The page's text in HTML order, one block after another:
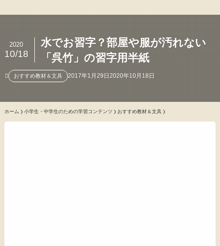
水でお習字？部屋や服が汚れない
「呉竹」の習字用半紙
2020
10/18
おすすめ教材＆文具 2017年1月29日2020年10月18日
ホーム 小学生・中学生のための学習コンテンツ おすすめ教材＆文具